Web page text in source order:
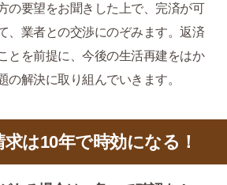
の要望をお聞きした上で、完済が可
、業者との交渉にのぞみます。返済
とを前提に、今後の生活再建をはか
の解決に取り組んでいきます。
は10年で時効になる！